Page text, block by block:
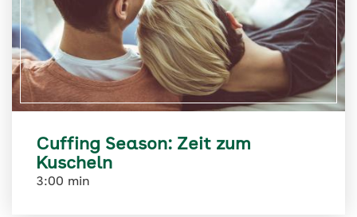
Cuffing Season: Zeit zum
Kuscheln
3:00 min